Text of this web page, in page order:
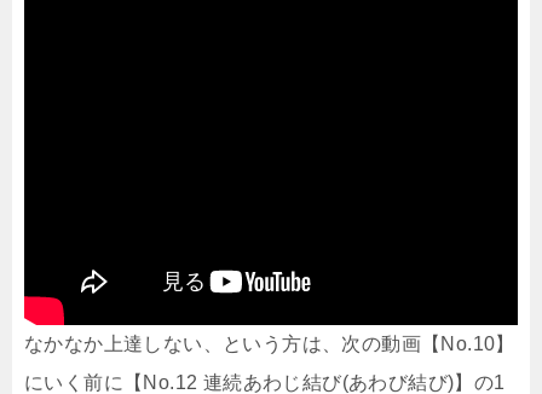
なかなか上達しない、という方は、次の動画【No.10】
にいく前に【No.12 連続あわじ結び(あわび結び)】の1